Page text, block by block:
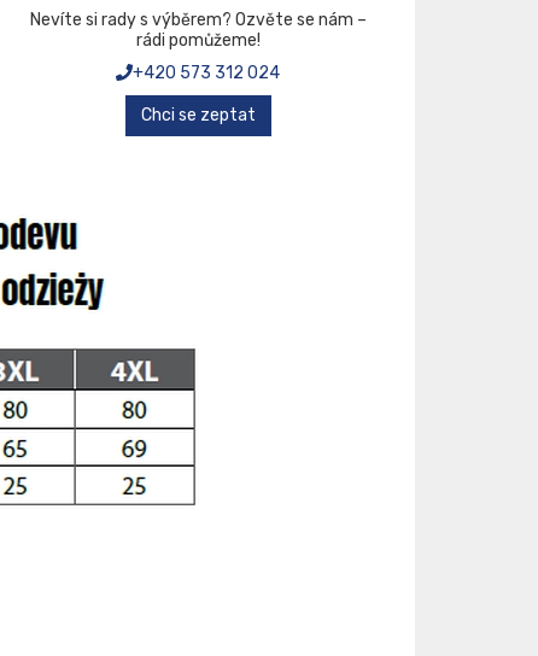
Nevíte si rady s výběrem? Ozvěte se nám –
rádi pomůžeme!
+420 573 312 024
Chci se zeptat